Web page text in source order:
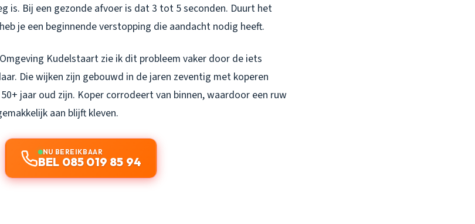
is. Bij een gezonde afvoer is dat 3 tot 5 seconden. Duurt het
je een beginnende verstopping die aandacht nodig heeft.
Kudelstaart zie ik dit probleem vaker door de iets
Die wijken zijn gebouwd in de jaren zeventig met koperen
jaar oud zijn. Koper corrodeert van binnen, waardoor een ruw
aan blijft kleven.
NU BEREIKBAAR
BEL 085 019 85 94